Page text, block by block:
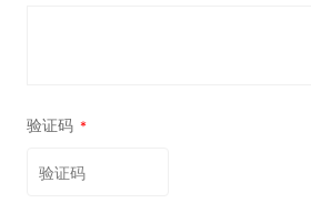
验证码 *